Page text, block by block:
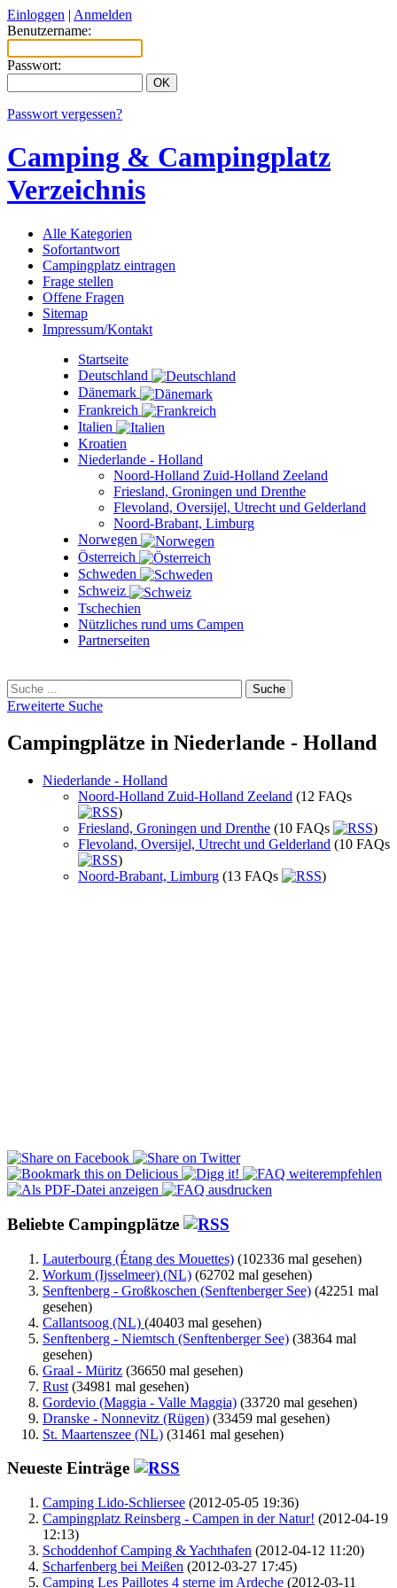
Einloggen | Anmelden
Benutzername:
Passwort:
Passwort vergessen?
Camping & Campingplatz
Verzeichnis
Alle Kategorien
Sofortantwort
Campingplatz eintragen
Frage stellen
Offene Fragen
Sitemap
Impressum/Kontakt
Startseite
Deutschland
Dänemark
Frankreich
Italien
Kroatien
Niederlande - Holland
Noord-Holland Zuid-Holland Zeeland
Friesland, Groningen und Drenthe
Flevoland, Oversijel, Utrecht und Gelderland
Noord-Brabant, Limburg
Norwegen
Österreich
Schweden
Schweiz
Tschechien
Nützliches rund ums Campen
Partnerseiten
Erweiterte Suche
Campingplätze in Niederlande - Holland
Niederlande - Holland
Noord-Holland Zuid-Holland Zeeland (12 FAQs
)
Friesland, Groningen und Drenthe (10 FAQs
)
Flevoland, Oversijel, Utrecht und Gelderland (10 FAQs
)
Noord-Brabant, Limburg (13 FAQs )
Beliebte Campingplätze
Lauterbourg (Étang des Mouettes) (102336 mal gesehen)
Workum (Ijsselmeer) (NL) (62702 mal gesehen)
Senftenberg - Großkoschen (Senftenberger See) (42251 mal
gesehen)
Callantsoog (NL) (40403 mal gesehen)
Senftenberg - Niemtsch (Senftenberger See) (38364 mal
gesehen)
Graal - Müritz (36650 mal gesehen)
Rust (34981 mal gesehen)
Gordevio (Maggia - Valle Maggia) (33720 mal gesehen)
Dranske - Nonnevitz (Rügen) (33459 mal gesehen)
St. Maartenszee (NL) (31461 mal gesehen)
Neueste Einträge
Camping Lido-Schliersee (2012-05-05 19:36)
Campingplatz Reinsberg - Campen in der Natur! (2012-04-19
12:13)
Schoddenhof Camping & Yachthafen (2012-04-12 11:20)
Scharfenberg bei Meißen (2012-03-27 17:45)
Camping Les Paillotes 4 sterne im Ardeche (2012-03-11